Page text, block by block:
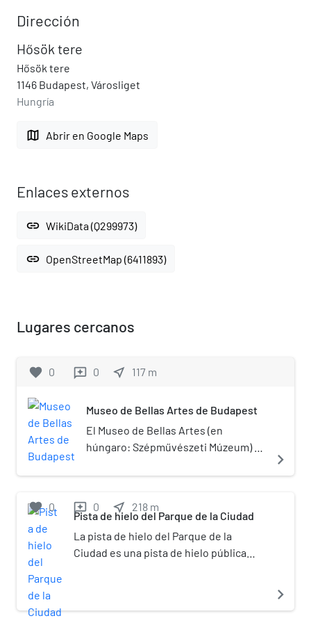
Dirección
Hősök tere
Hősök tere
1146 Budapest, Városliget
Hungría
map Abrir en Google Maps
Enlaces externos
link WikiData (Q299973)
link OpenStreetMap (6411893)
Lugares cercanos
favorite 0 reviews 0 near_me 117 m
Museo de Bellas Artes de Budapest
El Museo de Bellas Artes (en
húngaro: Szépművészeti Múzeum) es
Héroes, Budapest, Hungría, frente al
planos de Albert Schickedanz y Fülöp
Herzog en un estilo ecléctico-
neoclásico, entre 1900 y 1906. La
colección del museo está compuesta
períodos del arte europeo, y
navigate_next
favorite 0 reviews 0 near_me 218 m
Pista de hielo del Parque de la Ciudad
La pista de hielo del Parque de la
Ciudad es una pista de hielo pública
navigate_next